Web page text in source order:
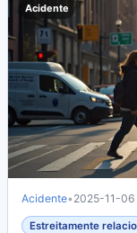
Acidente
Acidente• 2025-11-06
Estreitamente